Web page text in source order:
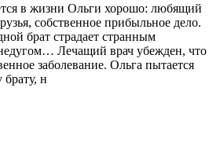
в жизни Ольги хорошо: любящий
собственное прибыльное дело.
брат страдает странным
Лечащий врач убежден, что
заболевание. Ольга пытается
н